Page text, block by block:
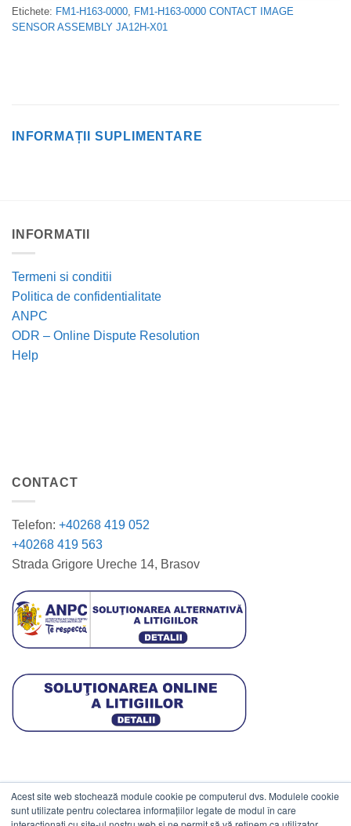
Acest site web stochează module cookie pe computerul dvs. Modulele cookie
sunt utilizate pentru colectarea informațiilor legate de modul în care
Etichete: FM1-H163-0000, FM1-H163-0000 CONTACT IMAGE
SENSOR ASSEMBLY JA12H-X01
INFORMAȚII SUPLIMENTARE
INFORMATII
Termeni si conditii
Politica de confidentialitate
ANPC
ODR – Online Dispute Resolution
Help
CONTACT
Telefon: +40268 419 052
+40268 419 563
Strada Grigore Ureche 14, Brasov
DATE COMERCIALE